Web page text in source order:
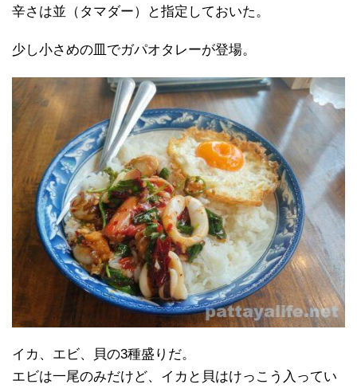
辛さは並（タマダー）と指定しておいた。
少し小さめの皿でガパオタレーが登場。
イカ、エビ、貝の3種盛りだ。
エビは一尾のみだけど、イカと貝はけっこう入ってい